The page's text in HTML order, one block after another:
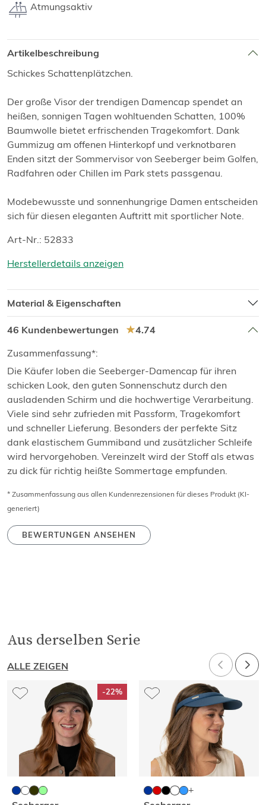
Atmungsaktiv
Artikelbeschreibung
Schickes Schattenplätzchen.
Der große Visor der trendigen Damencap spendet an
heißen, sonnigen Tagen wohltuenden Schatten, 100%
Baumwolle bietet erfrischenden Tragekomfort. Dank
Gummizug am offenen Hinterkopf und verknotbaren
Enden sitzt der Sommervisor von Seeberger beim Golfen,
Radfahren oder Chillen im Park stets passgenau.
Modebewusste und sonnenhungrige Damen entscheiden
sich für diesen eleganten Auftritt mit sportlicher Note.
Art-Nr.: 52833
Herstellerdetails anzeigen
Material & Eigenschaften
46 Kundenbewertungen 4.74
Zusammenfassung*:
Die Käufer loben die Seeberger-Damencap für ihren
schicken Look, den guten Sonnenschutz durch den
ausladenden Schirm und die hochwertige Verarbeitung.
Viele sind sehr zufrieden mit Passform, Tragekomfort
und schneller Lieferung. Besonders der perfekte Sitz
dank elastischem Gummiband und zusätzlicher Schleife
wird hervorgehoben. Vereinzelt wird der Stoff als etwas
zu dick für richtig heißte Sommertage empfunden.
* Zusammenfassung aus allen Kundenrezensionen für dieses Produkt (KI-
generiert)
BEWERTUNGEN ANSEHEN
Aus derselben Serie
ALLE ZEIGEN
-22%